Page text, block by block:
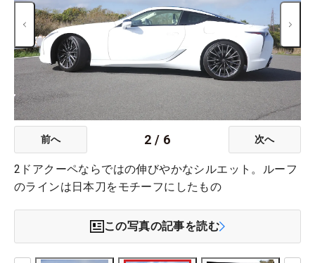
前へ 2 / 6 次へ
2ドアクーペならではの伸びやかなシルエット。ルーフ
のラインは日本刀をモチーフにしたもの
この写真の記事を読む